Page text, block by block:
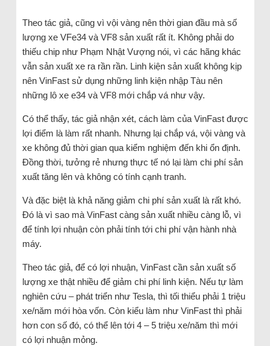
Theo tác giả, cũng vì vội vàng nên thời gian đầu mà số
lượng xe VFe34 và VF8 sản xuất rất ít. Không phải do
thiếu chip như Phạm Nhật Vượng nói, vì các hãng khác
vẫn sản xuất xe ra rần rần. Linh kiện sản xuất không kịp
nên VinFast sử dụng những linh kiện nhập Tàu nên
những lô xe e34 và VF8 mới chắp vá như vậy.
Có thể thấy, tác giả nhận xét, cách làm của VinFast được
lợi điểm là làm rất nhanh. Nhưng lại chắp vá, vội vàng và
xe không đủ thời gian qua kiểm nghiệm đến khi ổn định.
Đồng thời, tưởng rẻ nhưng thực tế nó lại làm chi phí sản
xuất tăng lên và không có tính cạnh tranh.
Và đặc biệt là khả năng giảm chi phí sản xuất là rất khó.
Đó là vì sao mà VinFast càng sản xuất nhiều càng lỗ, vì
để tính lợi nhuận còn phải tính tới chi phí vận hành nhà
máy.
Theo tác giả, để có lợi nhuận, VinFast cần sản xuất số
lượng xe thật nhiều để giảm chi phí linh kiện. Nếu tự làm
nghiên cứu – phát triển như Tesla, thì tối thiểu phải 1 triệu
xe/năm mới hòa vốn. Còn kiểu làm như VinFast thì phải
hơn con số đó, có thể lên tới 4 – 5 triệu xe/năm thì mới
có lợi nhuận mỏng.